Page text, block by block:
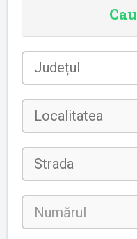
Județul
Localitatea
Strada